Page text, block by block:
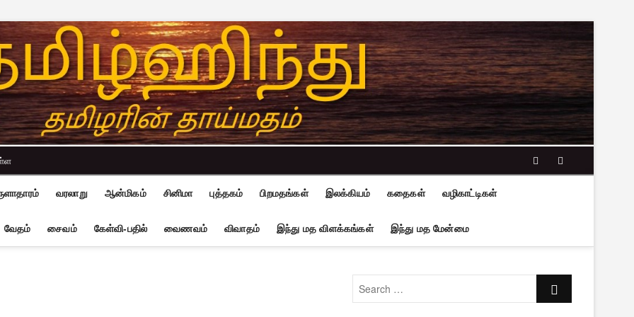
facebooktwitter
வரலாறு ஆன்மிகம் சினிமா புத்தகம் பிறமதங்கள் இலக்கியம் கதைகள் வழிகாட்டிகள்
வேதம் சைவம் கேள்வி-பதில் வைணவம் விவாதம் இந்து மத விளக்கங்கள் இந்து மத மேன்மை